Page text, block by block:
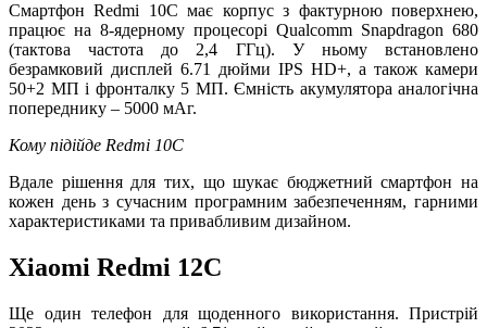
Смартфон Redmi 10С має корпус з фактурною поверхнею,
працює на 8-ядерному процесорі Qualcomm Snapdragon 680
(тактова частота до 2,4 ГГц). У ньому встановлено
безрамковий дисплей 6.71 дюйми IPS HD+, а також камери
50+2 МП і фронталку 5 МП. Ємність акумулятора аналогічна
попереднику – 5000 мАг.
Кому підійде Redmi 10C
Вдале рішення для тих, що шукає бюджетний смартфон на
кожен день з сучасним програмним забезпеченням, гарними
характеристиками та привабливим дизайном.
Xiaomi Redmi 12C
Ще один телефон для щоденного використання. Пристрій